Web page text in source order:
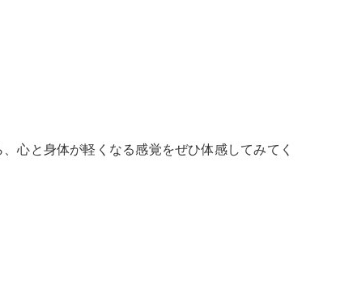
心と身体が軽くなる感覚をぜひ体感してみてく